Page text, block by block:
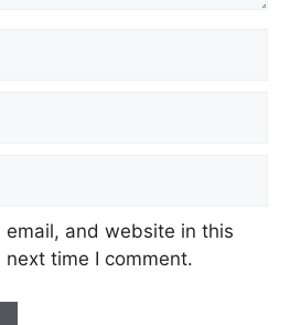
email, and website in this
time I comment.